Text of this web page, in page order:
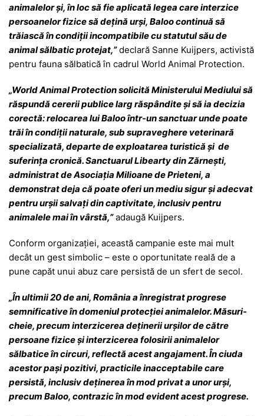
animalelor și, în loc să fie aplicată legea care interzice
persoanelor fizice să dețină urși, Baloo continuă să
trăiască în condiții incompatibile cu statutul său de
animal sălbatic protejat,”declară Sanne Kuijpers, activistă
pentru fauna sălbatică în cadrul World Animal Protection.
„World Animal Protection solicită Ministerului Mediului să
răspundă cererii publice larg răspândite și să ia decizia
corectă: relocarea lui Baloo într-un sanctuar unde poate
trăi în condiții naturale, sub supraveghere veterinară
specializată, departe de exploatarea turistică și de
suferința cronică. Sanctuarul Libearty din Zărnești,
administrat de Asociația Milioane de Prieteni, a
demonstrat deja că poate oferi un mediu sigur și adecvat
pentru urșii salvați din captivitate, inclusiv pentru
animalele mai în vârstă,”adaugă Kuijpers.
Conform organizației, această campanie este mai mult
decât un gest simbolic – este o oportunitate reală de a
pune capăt unui abuz care persistă de un sfert de secol.
„În ultimii 20 de ani, România a înregistrat progrese
semnificative în domeniul protecției animalelor. Măsuri-
cheie, precum interzicerea deținerii urșilor de către
persoane fizice și interzicerea folosirii animalelor
sălbatice în circuri, reflectă acest angajament. În ciuda
acestor pași pozitivi, practicile inacceptabile care
persistă, inclusiv deținerea în mod privat a unor urși,
precum Baloo, contrazic în mod evident acest progrese.